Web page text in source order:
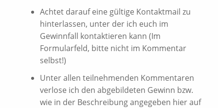
Achtet darauf eine gültige Kontaktmail zu
hinterlassen, unter der ich euch im
Gewinnfall kontaktieren kann (Im
Formularfeld, bitte nicht im Kommentar
selbst!)
Unter allen teilnehmenden Kommentaren
verlose ich den abgebildeten Gewinn bzw.
wie in der Beschreibung angegeben hier auf